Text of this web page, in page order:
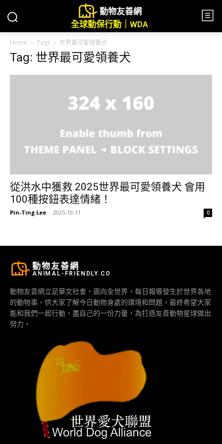
動物友善網
全球動保行動｜WDA
Home Tags 世界最可愛領養犬
Tag: 世界最可愛領養犬
從洪水中獲救 2025世界最可愛領養犬 會用
100種按鈕表達情緒！
Pin-Ting Lee - 2025-10-11 0
動物友善網
ANIMAL-FRIENDLY.CO
動物友善網立足華文社會，面向全世界，每日報導發生於世界各地
的動物事，供大家了解今日動物身處的環境和問題，最終希望大家
能和我們一起行動，盡自己的一份力量，為打造友善動物星球做出
努力。